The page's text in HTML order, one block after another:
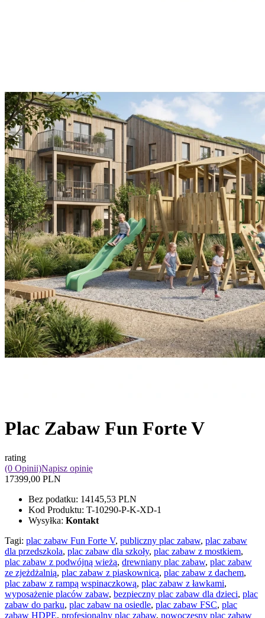
Plac Zabaw Fun Forte V
rating
(0 Opinii)Napisz opinię
17399,00 PLN
Bez podatku: 14145,53 PLN
Kod Produktu: T-10290-P-K-XD-1
Wysyłka: Kontakt
Tagi: plac zabaw Fun Forte V, publiczny plac zabaw, plac zabaw
dla przedszkola, plac zabaw dla szkoły, plac zabaw z mostkiem,
plac zabaw z podwójną wieżą, drewniany plac zabaw, plac zabaw
ze zjeżdżalnią, plac zabaw z piaskownicą, plac zabaw z dachem,
plac zabaw z rampą wspinaczkową, plac zabaw z ławkami,
wyposażenie placów zabaw, bezpieczny plac zabaw dla dzieci, plac
zabaw do parku, plac zabaw na osiedle, plac zabaw FSC, plac
zabaw HDPE, profesjonalny plac zabaw, nowoczesny plac zabaw